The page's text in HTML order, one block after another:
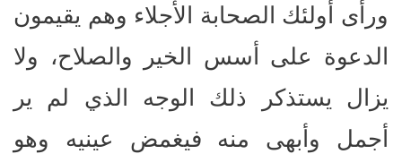
ورأى أولئك الصحابة الأجلاء وهم يقيمون
الدعوة على أسس الخير والصلاح، ولا
يزال يستذكر ذلك الوجه الذي لم ير
أجمل وأبهى منه فيغمض عينيه وهو